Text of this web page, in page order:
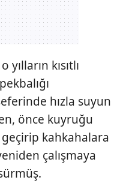
kısıtlı
hızla suyun
önce kuyruğu
geçirip kahkahalara
çalışmaya